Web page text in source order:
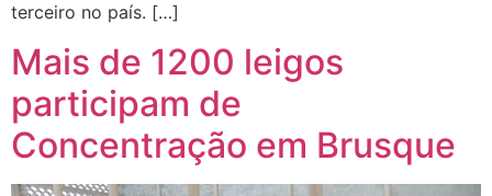
terceiro no país. […]
Mais de 1200 leigos
participam de
Concentração em Brusque